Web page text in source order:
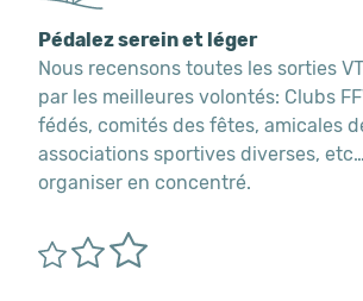
Pédalez serein et léger
Nous recensons toutes les sorties
par les meilleures volontés: Clubs
fédés, comités des fêtes, amicales
associations sportives diverses,
organiser en concentré.